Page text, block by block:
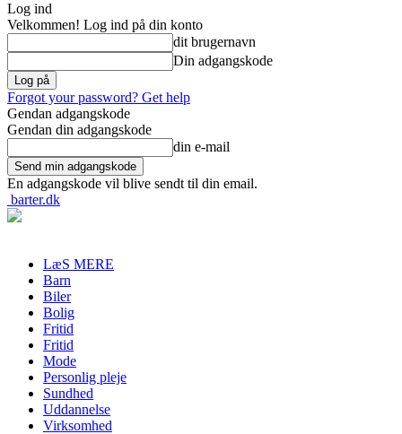
Log ind
Velkommen! Log ind på din konto
dit brugernavn
Din adgangskode
Forgot your password? Get help
Gendan adgangskode
Gendan din adgangskode
din e-mail
En adgangskode vil blive sendt til din email.
barter.dk
LæS MERE
Barn
Biler
Bolig
Fritid
Fritid
Mode
Personlig pleje
Sundhed
Uddannelse
Virksomhed